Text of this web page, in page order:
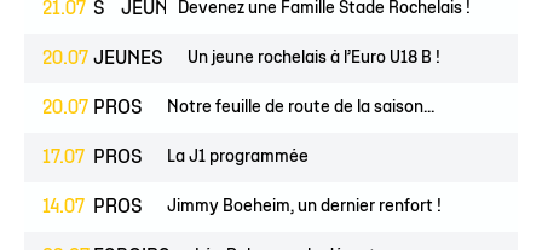
21.07
ESPOIRS JEUNES Devenez une Famille Stade Rochelais !
20.07 JEUNES Un jeune rochelais à l’Euro U18 B !
20.07 PROS Notre feuille de route de la saison...
17.07 PROS La J1 programmée
14.07 PROS Jimmy Boeheim, un dernier renfort !